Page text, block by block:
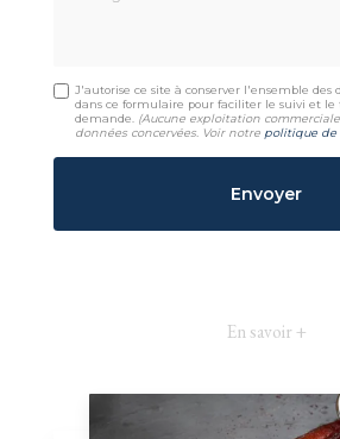
J'autorise ce site à conserver l'ensemble des
dans ce formulaire pour faciliter le suivi et
demande. (Aucune exploitation
données concervées. Voir notre politique
En savoir +